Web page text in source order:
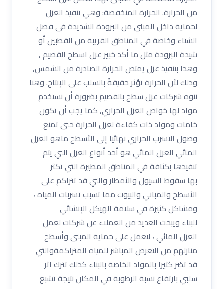
من الحرارة. الحرارة المنخفضة: وهي تنفيذ العزل
لحماية داخل المبنى من البرودة الشديدة فى فصل
الشتاء وخاصة في المناطق القريبة من القطبين أو
شيدة البرودة مثل ما أكد خبير عزل اسطح القصيم ,
وهذا بتنفيذ عزل يمتص الحرارة الصادرة من الشمس,
وذلك لأن الحرارة تؤثر حقيقةً بالسلب على الإنتاج. وهنا
ننوه شركات عزل سطح بالقصيم بضرورة أن نستخدم
مواد لها خواص العزل الحراري, كما يجب أن تكون
خامات ومواد ذات كفاءة لعزل الحرارة حتى تمنع
وصول التسرب الحراري نهائيا إلى الأسطح ماهو العزل
المائي العزل المائي هو أحد أنواع العزل التي يتم
تنفيذها بكثافة في المناطق المطيرة التي تكثر
بها سقوط السيول والأمطار والتي قد تتراكم على
الأسطح والمباني والبيوت مما تسبب تسربات المياه ،
ومشاكل كثيرة في سلامة الهيكل الإنشائي
للبناء ويبحث العديد من العملاء عن شركات لعمل
العزل المائي ، لتعمل على حماية المبنى وأسطح
منازلهم من التعرض المباشر للمياه المتراكمةوالتي
قد تضر كثيرا بالمواد الخاصة بالبناء كذلك تترك اثر
سلبي بارتفاع نسبة الرطوبة في المكان نتيجة تشبع